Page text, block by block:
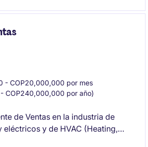
de alto impacto.
- COP20,000,000 por mes
COP240,000,000 por año)
de Ventas en la industria de
y de HVAC (Heating,